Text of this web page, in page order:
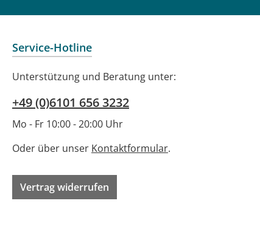
Service-Hotline
Unterstützung und Beratung unter:
+49 (0)6101 656 3232
Mo - Fr 10:00 - 20:00 Uhr
Oder über unser Kontaktformular.
Vertrag widerrufen